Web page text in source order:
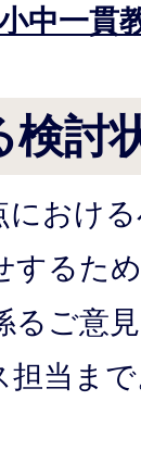
中一貫
検討
おけ
するた
るご意
担当ま